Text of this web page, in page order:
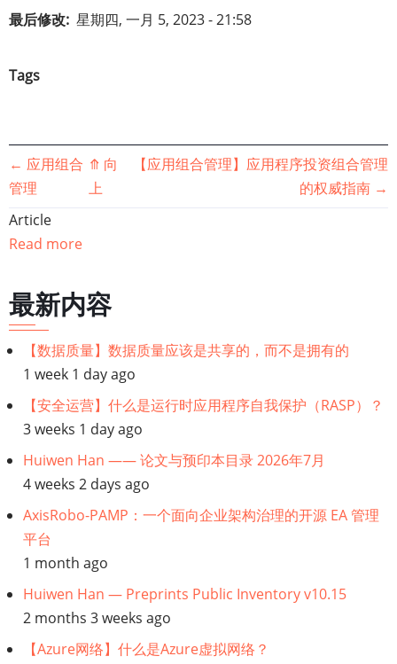
最后修改 星期四, 一月 5, 2023 - 21:58
Tags
书
遍
历
链
接：
【应
用
生
命
周
期
管
← 应用组合
管理
⤊ 向
上
【应用组合管理】应用程序投资组合管理
的权威指南 →
Article
Read more
最新内容
【数据质量】数据质量应该是共享的，而不是拥有的
1 week 1 day ago
【安全运营】什么是运行时应用程序自我保护（RASP）？
3 weeks 1 day ago
Huiwen Han —— 论文与预印本目录 2026年7月
4 weeks 2 days ago
AxisRobo-PAMP：一个面向企业架构治理的开源 EA 管理
平台
1 month ago
Huiwen Han — Preprints Public Inventory v10.15
2 months 3 weeks ago
【Azure网络】什么是Azure虚拟网络？